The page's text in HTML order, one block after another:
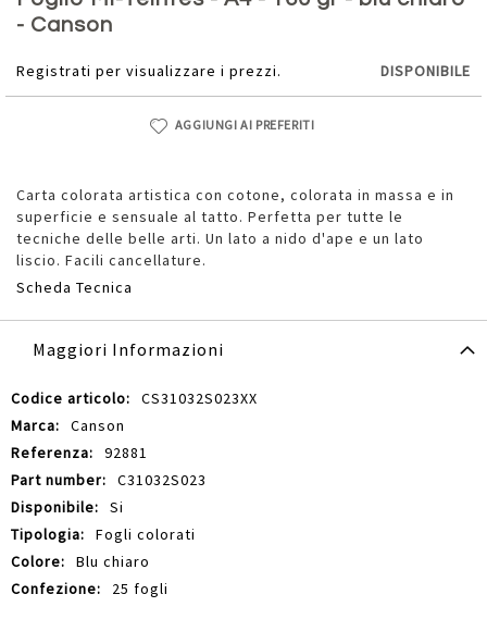
- Canson
Registrati per visualizzare i prezzi. DISPONIBILE
AGGIUNGI AI PREFERITI
Carta colorata artistica con cotone, colorata in massa e in
superficie e sensuale al tatto. Perfetta per tutte le
tecniche delle belle arti. Un lato a nido d'ape e un lato
liscio. Facili cancellature.
Scheda Tecnica
della
galleria
immagini
Maggiori Informazioni
Maggiori
Informazioni
CS31032S023XX
Canson
92881
C31032S023
Si
Fogli colorati
Blu chiaro
25 fogli